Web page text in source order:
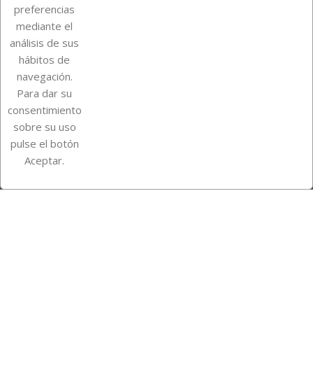
Su cuenta
Información de la tienda
InstagramTikTok
preferencias
mediante el
análisis de sus
hábitos de
navegación.
Para dar su
consentimiento
sobre su uso
pulse el botón
Aceptar.